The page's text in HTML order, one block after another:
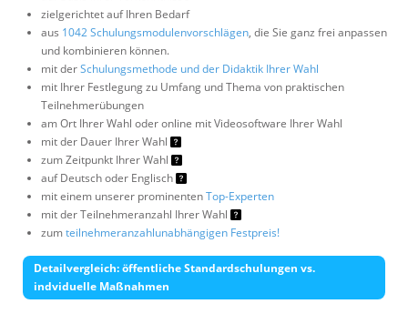
zielgerichtet auf Ihren Bedarf
aus 1042 Schulungsmodulenvorschlägen, die Sie ganz frei anpassen
und kombinieren können.
mit derSchulungsmethode und der Didaktik Ihrer Wahl
mit Ihrer Festlegung zu Umfang und Thema von praktischen
Teilnehmerübungen
am Ort Ihrer Wahl oder online mit Videosoftware Ihrer Wahl
mit der Dauer Ihrer Wahl
zum Zeitpunkt Ihrer Wahl
auf Deutsch oder Englisch
mit einem unserer prominentenTop-Experten
mit der Teilnehmeranzahl Ihrer Wahl
zumteilnehmeranzahlunabhängigen Festpreis!
Detailvergleich: öffentliche Standardschulungen vs.
indviduelle Maßnahmen